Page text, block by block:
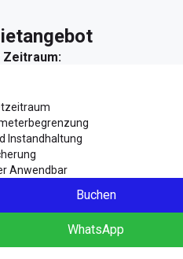
Instandhaltung
Anwendbar
Buchen
WhatsApp